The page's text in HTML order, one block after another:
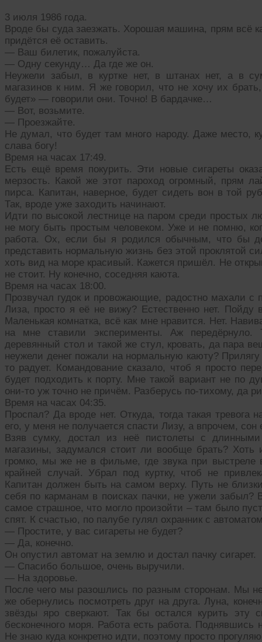
3 июля 1986 года.
Вроде бы суда заезжать. Хорошая машина, прям всё
придётся её оставить.
— Ваш билетик, пожалуйста.
— Одну секунду… Да где же он.
Неужели забыл, в куртке нет, в штанах нет, а в
магазинов к ним. Я же говорил, что не хочу их
будет» — говорили они. Точно! В бардачке…
— Вот, возьмите.
— Проезжайте.
Не думал, что будет там много народу. Даже место,
слава богу!
Время на часах 17:49.
Есть ещё время покурить. Эти новые сигареты
мерзость. Какой же этот пароход огромный, прям
пирса. Капитан, наверное, будет сидеть вон в той
Так, вроде уже заходить начинают.
Идти по высокой лестнице на паром среди простых
не могу быть простым человеком. Уже и не помню,
работа. Ох, если бы я родился обычным, что бы
представить нормальную жизнь без этой проклятой
хоть вид на море красивый. Кажется пришёл. Не
не стоит. Ну конечно, соседняя каюта.
Время на часах 18:00.
Прозвучал гудок и провожающие, радостно махали
Лиза, просто я её не вижу? Естественно нет. Пойду
Маленькая комнатка, всё как мне нравится. Нет.
на мне ставили эксперименты. Аж передёрнуло.
деревянный стол и такой же стул, кровать, да пара
неужели денег пожали на нормальную каюту?
то радует. Командование сказало, чтоб я просто
будет подходить к порту. Мне такой вариант не по
они-то уж точно не причём. Разберусь по-тихому, да
Время на часах 04:35.
Проспал? Да вроде нет. Откуда, тогда такая
его, у меня не получается спасти Лизу, а впрочем,
Взяв сумку, достал из неё пистолеты с
магазины, задумался стоит ли вообще брать?
громко, мы же не в фильме, где звука при
крайней случай. Убрал под куртку, чтоб не
Капитан должен быть на самом верху. Путь не
себя по карманам в поисках пачки, не ужели забыл?
самое страшное, что могло произойти – там было
спят. К счастью, по палубе гулял охранник с
— Простите, у вас сигареты не будет?
— Да, конечно.
Он опустил автомат на землю и достал пачку сигарет.
— Спасибо большое, очень выручили.
— На здоровье.
После чего мы разошлись по разным сторонам. Мы
же обернулись посмотреть друг на друга. Луна,
звёзды яро сверкают. Так бы остался курить эту
бесконечного моря. Работа есть работа.
Не знаю куда конкретно идти, поэтому просто